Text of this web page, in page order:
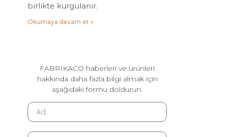
birlikte kurgulanır.
Okumaya devam et »
FABRIKACO haberleri ve ürünleri
hakkında daha fazla bilgi almak için
aşağıdaki formu doldurun.